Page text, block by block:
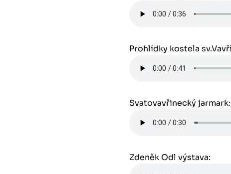
Prohlídky kostela
Svatovavřinecký jarmark:
Zdeněk Odl výstava: